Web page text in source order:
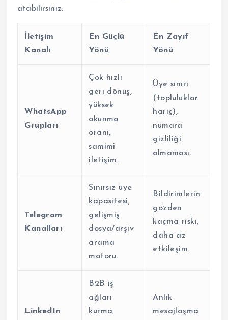
atabilirsiniz:
İletişim
Kanalı
En Güçlü
Yönü
En Zayıf
Yönü
WhatsApp
Grupları
Çok hızlı
geri dönüş,
yüksek
okunma
oranı,
samimi
iletişim.
Üye sınırı
(topluluklar
hariç),
numara
gizliliği
olmaması.
Telegram
Kanalları
Sınırsız üye
kapasitesi,
gelişmiş
dosya/arşiv
arama
motoru.
Bildirimlerin
gözden
kaçma riski,
daha az
etkileşim.
LinkedIn
B2B iş
ağları
kurma,
Anlık
mesajlaşma